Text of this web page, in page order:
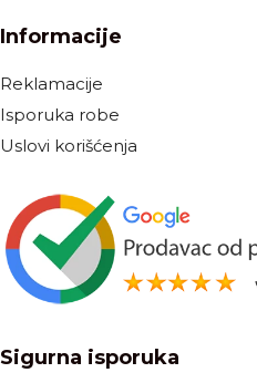
Informacije
Reklamacije
Isporuka robe
Uslovi korišćenja
Sigurna isporuka